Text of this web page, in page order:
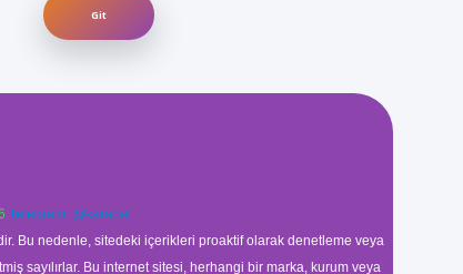
Telegram: @karabul
Bu nedenle, sitedeki içerikleri proaktif olarak denetleme veya
sayılırlar. Bu internet sitesi, herhangi bir marka, kurum veya